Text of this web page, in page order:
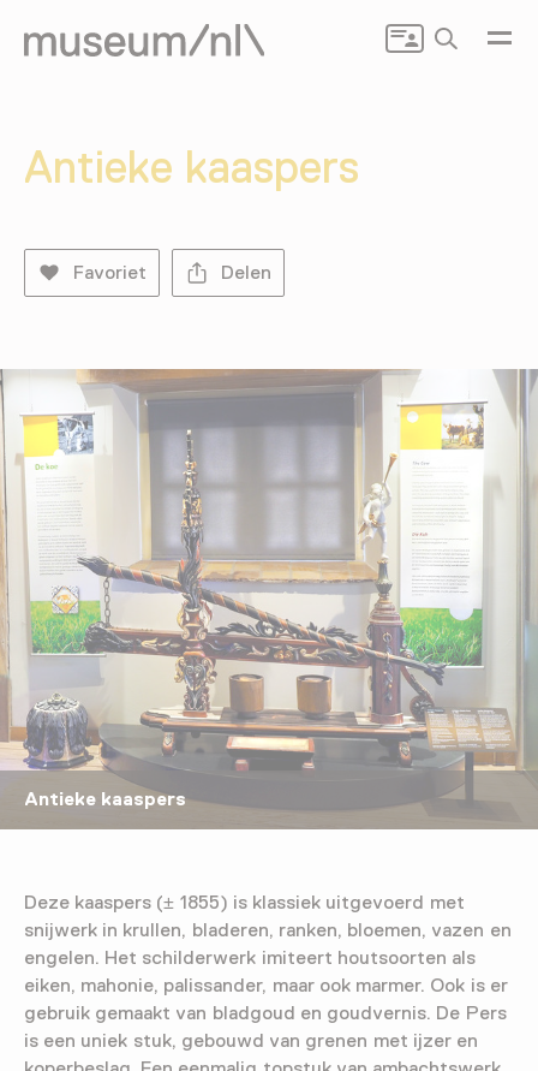
Zoeken
Antieke kaaspers
Favoriet Delen
Antieke kaaspers
Deze kaaspers (± 1855) is klassiek uitgevoerd met
snijwerk in krullen, bladeren, ranken, bloemen, vazen en
engelen. Het schilderwerk imiteert houtsoorten als
eiken, mahonie, palissander, maar ook marmer. Ook is er
gebruik gemaakt van bladgoud en goudvernis. De Pers
is een uniek stuk, gebouwd van grenen met ijzer en